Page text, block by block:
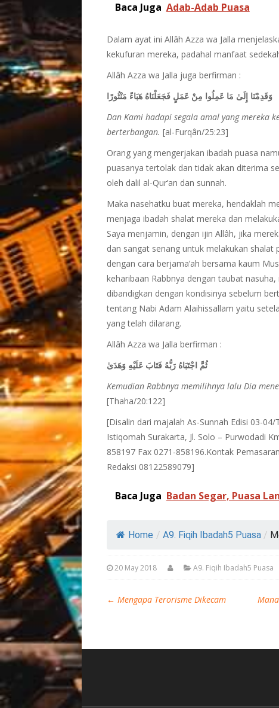
Baca Juga Adab-Adab Puasa
Dalam ayat ini Allâh Azza wa Jalla
kekufuran mereka, padahal manfaat
Allâh Azza wa Jalla juga berfirman :
وَقَدِمْنَا إِلَىٰ مَا عَمِلُوا مِنْ عَمَلٍ فَجَعَلْنَاهُ هَبَاءً مَنْثُورًا
Dan Kami hadapi segala amal yang mereka
berterbangan. [al-Furqân/25:23]
Orang yang mengerjakan ibadah puasa
puasanya tertolak dan tidak akan diterima
oleh dalil al-Qur’an dan sunnah.
Maka nasehatku buat mereka, hendaklah
menjaga ibadah shalat mereka dan
Saya menjamin, dengan ijin Allâh, jika
dan sangat senang untuk melakukan shalat
dengan cara berjama’ah bersama kaum
keharibaan Rabbnya dengan taubat
dibandigkan dengan kondisinya sebelum
tentang Nabi Adam Alaihissallam yaitu
yang telah dilarang.
Allâh Azza wa Jalla berfirman :
ثُمَّ اجْتَبَاهُ رَبُّهُ فَتَابَ عَلَيْهِ وَهَدَىٰ
Kemudian Rabbnya memilihnya lalu Dia
[Thaha/20:122]
[Disalin dari majalah As-Sunnah Edisi 03-
Istiqomah Surakarta, Jl. Solo – Purwodadi
858197 Fax 0271-858196.Kontak
Redaksi 08122589079]
Baca Juga Badan Segar, Puasa
Home / A9. Fiqih Ibadah5 Puasa /
20 May 2018 A9. Fiqih Ibadah5 Puasa
← Mengapa Terorisme Dikecam